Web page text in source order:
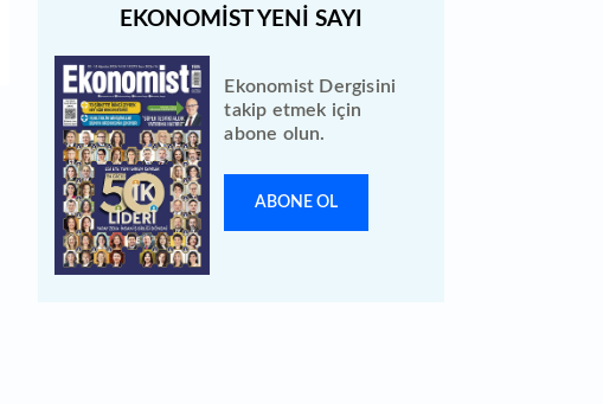
Ekonomist Dergisini
takip etmek için
abone olun.
ABONE OL